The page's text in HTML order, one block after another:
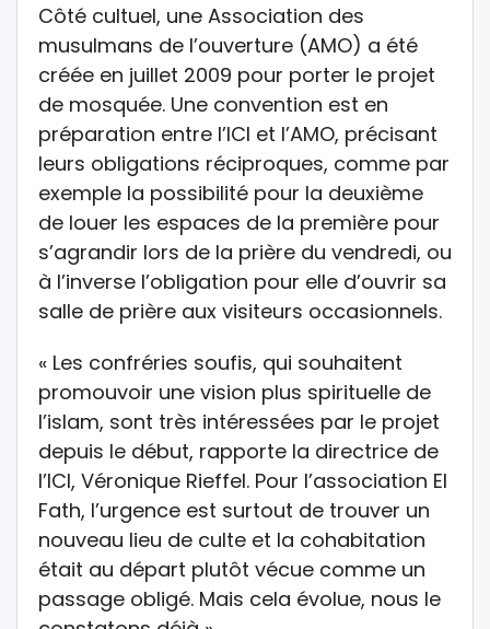
Côté cultuel, une Association des
musulmans de l’ouverture (AMO) a été
créée en juillet 2009 pour porter le projet
de mosquée. Une convention est en
préparation entre l’ICI et l’AMO, précisant
leurs obligations réciproques, comme par
exemple la possibilité pour la deuxième
de louer les espaces de la première pour
s’agrandir lors de la prière du vendredi, ou
à l’inverse l’obligation pour elle d’ouvrir sa
salle de prière aux visiteurs occasionnels.
« Les confréries soufis, qui souhaitent
promouvoir une vision plus spirituelle de
l’islam, sont très intéressées par le projet
depuis le début, rapporte la directrice de
l’ICI, Véronique Rieffel. Pour l’association El
Fath, l’urgence est surtout de trouver un
nouveau lieu de culte et la cohabitation
était au départ plutôt vécue comme un
passage obligé. Mais cela évolue, nous le